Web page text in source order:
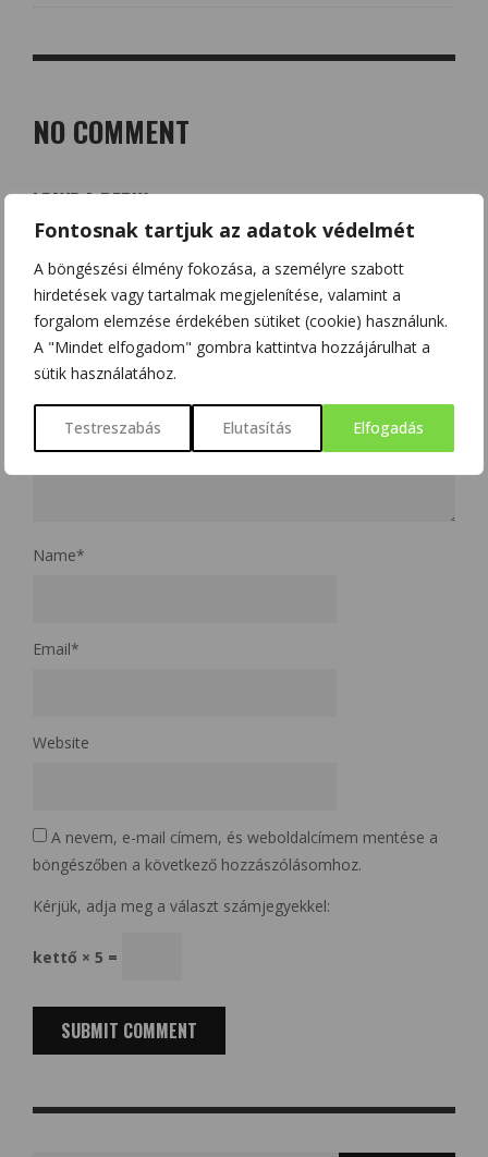
Fontosnak tartjuk az adatok védelmét
A böngészési élmény fokozása, a személyre szabott
hirdetések vagy tartalmak megjelenítése, valamint a
forgalom elemzése érdekében sütiket (cookie) használunk.
A "Mindet elfogadom" gombra kattintva hozzájárulhat a
sütik használatához.
Testreszabás Elutasítás Elfogadás
NO COMMENT
LEAVE A REPLY
Az e-mail címet nem tesszük közzé. A kötelező mezőket
karakterrel jelöltük
Name*
Email*
Website
A nevem, e-mail címem, és weboldalcímem mentése a
böngészőben a következő hozzászólásomhoz.
Kérjük, adja meg a választ számjegyekkel:
kettő × 5 =